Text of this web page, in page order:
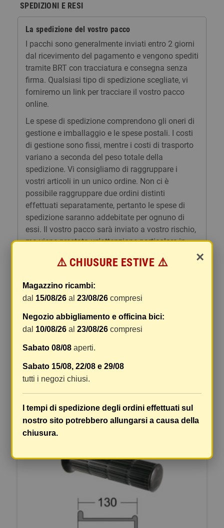
SPEDIZIONI E RESI
La spedizione del vostro pacco
I pacchi sono generalmente inviati entro 2 giorni
dal ricevimento del pagamento e vengono spediti
tramite BRT con tracciatura e consegna senza
firma. Qualsiasi tipo di spedizione scegliate, vi
forniremo un link per tracciare il vostro pacco
online.
Le spese di spedizione comprendono gli oneri di
gestione e imballaggio e le spese postali. I costi
di gestione sono fissi, mentre i costi di trasporto
variano a seconda del peso totale della
spedizione. Vi consigliamo di raggruppare i
vostri articoli in un unico ordine. Non ci è
possibile raggruppare due ordini distinti
effettuati separatamente, pertanto le spese di
spedizione saranno addebitate per ognuno di
essi. Il vostro pacco sarà inviato a vostro rischio,
ma viene prestata un'attenzione particolare in
ampie e i vostri articoli son ben protetti.
chat Commenti (0)
Ancora nessuna recensione da parte degli utenti.
×
⚠️ CHIUSURE ESTIVE ⚠️
Magazzino ricambi:
dal 15/08/26 al23/08/26 compresi
Negozio abbigliamento e officina bici:
dal 10/08/26 al23/08/26 compresi
Sabato 08/08 aperti.
Sabato 15/08, 22/08 e 29/08
tutti i negozi chiusi.
I tempi di spedizione degli ordini effettuati sul
nostro sito potrebbero allungarsi a causa della
chiusura.